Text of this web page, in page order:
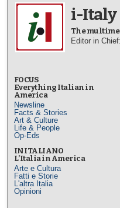
i-Italy
The
Editor in
FOCUS
Everything Italian in
America
Newsline
Facts & Stories
Art & Culture
Life & People
Op-Eds
IN ITALIANO
L’Italia in America
Arte e Cultura
Fatti e Storie
L'altra Italia
Opinioni